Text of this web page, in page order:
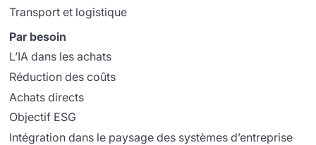
Transport et logistique
Par besoin
L’IA dans les achats
Réduction des coûts
Achats directs
Objectif ESG
Intégration dans le paysage des systèmes d’entreprise